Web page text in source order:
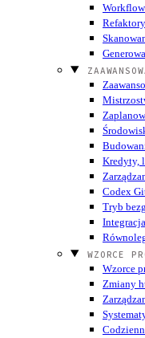
Kredyty,
Codex
Tryb
WZORCE
Wzorce
Zmiany